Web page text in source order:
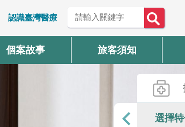
認識臺灣醫療
個案故事 旅客須知
選擇